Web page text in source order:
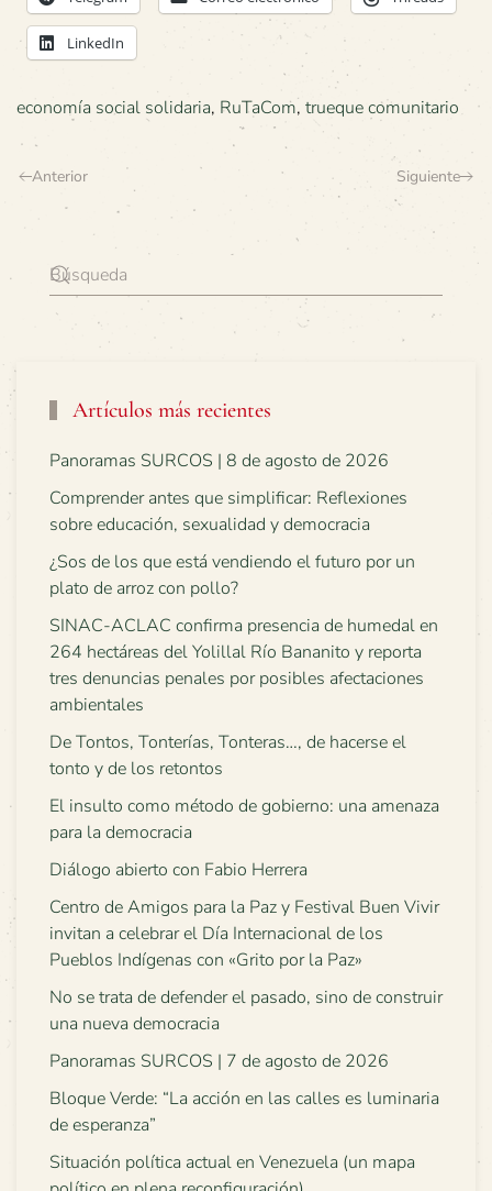
LinkedIn
economía social solidaria, RuTaCom, trueque comunitario
Anterior Siguiente
Artículos más recientes
Panoramas SURCOS | 8 de agosto de 2026
Comprender antes que simplificar: Reflexiones
sobre educación, sexualidad y democracia
¿Sos de los que está vendiendo el futuro por un
plato de arroz con pollo?
SINAC-ACLAC confirma presencia de humedal en
264 hectáreas del Yolillal Río Bananito y reporta
tres denuncias penales por posibles afectaciones
ambientales
De Tontos, Tonterías, Tonteras…, de hacerse el
tonto y de los retontos
El insulto como método de gobierno: una amenaza
para la democracia
Diálogo abierto con Fabio Herrera
Centro de Amigos para la Paz y Festival Buen Vivir
invitan a celebrar el Día Internacional de los
Pueblos Indígenas con «Grito por la Paz»
No se trata de defender el pasado, sino de construir
una nueva democracia
Panoramas SURCOS | 7 de agosto de 2026
Bloque Verde: “La acción en las calles es luminaria
de esperanza”
Situación política actual en Venezuela (un mapa